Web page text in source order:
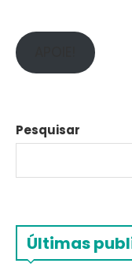
Pesquisar
Últimas